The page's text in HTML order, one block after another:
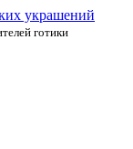
готики